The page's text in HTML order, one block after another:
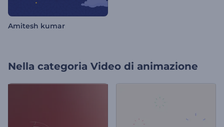
Amitesh kumar
Nella categoria Video di animazione